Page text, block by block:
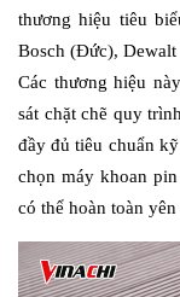
thương hiệu tiêu
Bosch (Đức),
Các thương hiệu
sát chặt chẽ quy
đầy đủ tiêu chuẩn
chọn máy khoan
có thể hoàn toàn